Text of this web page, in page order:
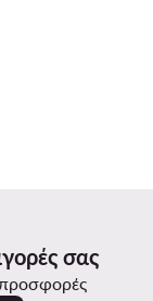
σας